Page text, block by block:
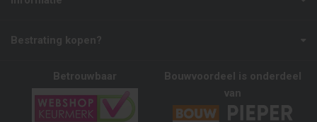
Bestrating kopen?
Betrouwbaar
Bouwvoordeel is onderdeel
van